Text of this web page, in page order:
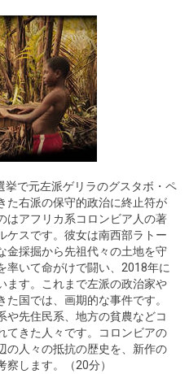
挙で元左派ゲリラのグスタボ・ペ
た右派の保守的政治に終止符が
はアフリカ系コロンビア人の著
ケスです。彼女は南西部ラトー
金採掘から先祖代々の土地を守
率いて命がけで闘い、2018年に
ます。これまで左派の政治家や
国では、画期的な事件です。
や先住民系、地方の貧農などコ
てきた人々です。コロンビアの
の人々の抵抗の歴史を、新作の
します。（20分）